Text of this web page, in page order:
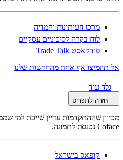
מרכז העיתונות והמדיה
לוח בקרה לסיכוניים עסקיים
פודקאסט Trade Talk
אל תחמיצו אף אחת מהחדשות שלנו
גלה עוד
חזרה לתפריט
מכיוון שההתקדמות עדיין שייכת למי
Coface נכנסת לתמונה.
קופאס בישראל